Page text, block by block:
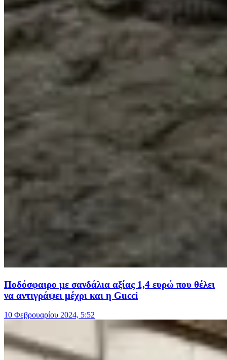
Ποδόσφαιρο με σανδάλια αξίας 1,4 ευρώ που θέλει
να αντιγράψει μέχρι και η Gucci
10 Φεβρουαρίου 2024, 5:52